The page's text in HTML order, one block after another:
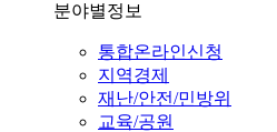
분야별정보
통합온라인신청
지역경제
재난/안전/민방위
교육/공원